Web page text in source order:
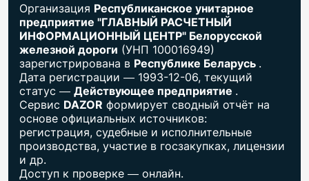
Организация Республиканское унитарное
предприятие "ГЛАВНЫЙ РАСЧЕТНЫЙ
ИНФОРМАЦИОННЫЙ ЦЕНТР" Белорусской
железной дороги (УНП 100016949)
зарегистрирована в Республике Беларусь .
Дата регистрации — 1993-12-06, текущий
статус — Действующее предприятие .
Сервис DAZOR формирует сводный отчёт на
основе официальных источников:
регистрация, судебные и исполнительные
производства, участие в госзакупках, лицензии
и др.
Доступ к проверке — онлайн.